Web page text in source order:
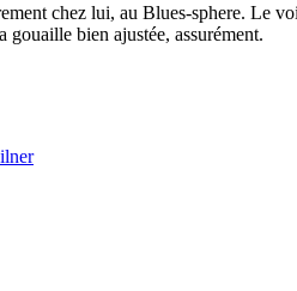
chez lui, au Blues-sphere. Le
bien ajustée, assurément.